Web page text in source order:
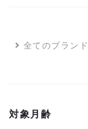
全てのブラン
対象月齢